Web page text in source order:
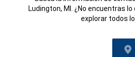
Ludington, MI. ¿No encuentras
explorar todos